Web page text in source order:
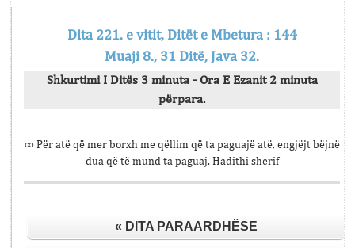
Dita 221. e vitit, Ditët e Mbetura : 144
Muaji 8., 31 Ditë, Java 32.
Shkurtimi I Ditës 3 minuta - Ora E Ezanit 2 minuta
përpara.
∞ Për atë që mer borxh me qëllim që ta paguajë atë, engjëjt bëjnë
dua që të mund ta paguaj. Hadithi sherif
« DITA PARAARDHËSE